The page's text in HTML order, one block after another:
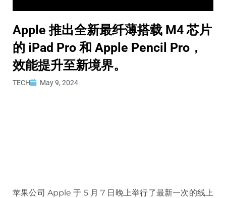
Apple 推出全新最纤薄搭载 M4 芯片
的 iPad Pro 和 Apple Pencil Pro，
效能提升至新境界。
TECH May 9, 2024
苹果公司 Apple 于 5 月 7 日晚上举行了最新一次的线上